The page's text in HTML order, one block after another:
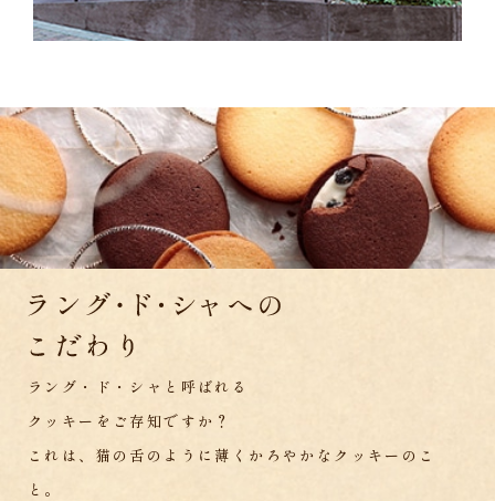
ラング・ド・シャと呼ばれる
クッキーをご存知ですか？
これは、猫の舌のように薄くかろやかなクッキーのこ
と。